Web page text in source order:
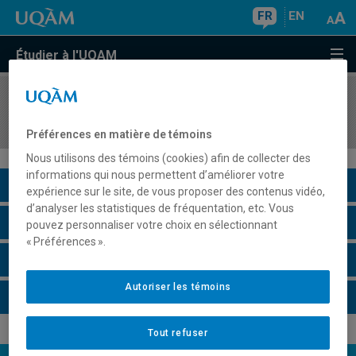
FR EN
Étudier à l'UQAM
COURS//
Description du cours
Horaire - Été 2026
Préférences en matière de témoins
Nous utilisons des témoins (cookies) afin de collecter des
informations qui nous permettent d’améliorer votre
expérience sur le site, de vous proposer des contenus vidéo,
d’analyser les statistiques de fréquentation, etc. Vous
pouvez personnaliser votre choix en sélectionnant
« Préférences ».
Tout refuser
Autoriser les témoins